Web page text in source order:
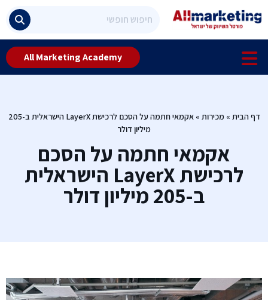
All Marketing Academy
דף הבית » מכירות »
אקמאי חתמה על הסכם לרכישת LayerX הישראלית ב-205
מיליון דולר
אקמאי חתמה על הסכם
לרכישת LayerX הישראלית
ב-205 מיליון דולר